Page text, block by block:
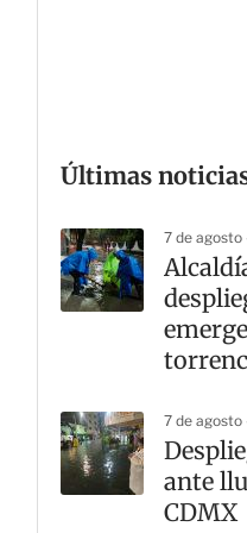
Últimas
7 de agosto
7 de agosto
ante
CDMX